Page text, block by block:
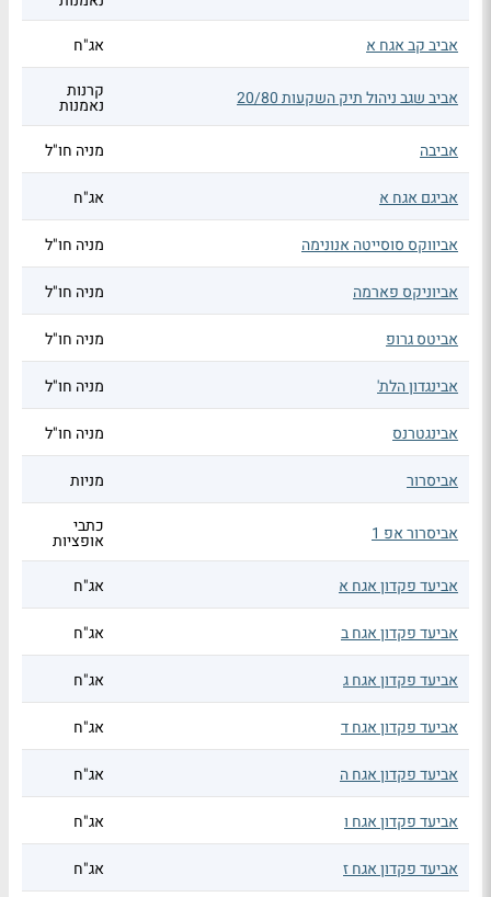
אביב קב אגח א
אג"ח
אביב שגב ניהול תיק השקעות 20/80 קרנות
נאמנות
אביבה
מניה חו"ל
אביגם אגח א אג"ח
אביווקס סוסייטה אנונימה מניה חו"ל
אביוניקס פארמה מניה חו"ל
אביטס גרופ מניה חו"ל
אבינגדון הלת' מניה חו"ל
אבינגטרנס מניה חו"ל
אביסרור מניות
אביסרור אפ 1 כתבי
אופציות
אביעד פקדון אגח א
אג"ח
אביעד פקדון אגח ב אג"ח
אביעד פקדון אגח ג אג"ח
אביעד פקדון אגח ד אג"ח
אביעד פקדון אגח ה אג"ח
אביעד פקדון אגח ו אג"ח
אביעד פקדון אגח ז אג"ח